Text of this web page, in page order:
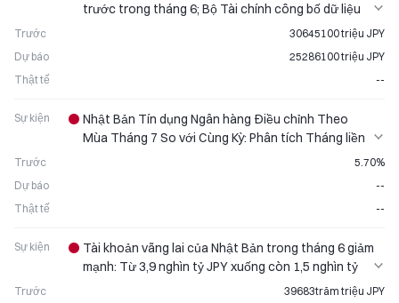
trước trong tháng 6; Bộ Tài chính công bố dữ liệu
Trước
30645100 triệu JPY
Dự báo
25286100 triệu JPY
Thật tế
--
Sự kiện
Nhật Bản Tín dụng Ngân hàng Điều chỉnh Theo
Mùa Tháng 7 So với Cùng Kỳ: Phân tích Tháng liền
Trước
5.70%
Dự báo
--
Thật tế
--
Sự kiện
Tài khoản vãng lai của Nhật Bản trong tháng 6 giảm
mạnh: Từ 3,9 nghìn tỷ JPY xuống còn 1,5 nghìn tỷ
Trước
39683trăm triệu JPY